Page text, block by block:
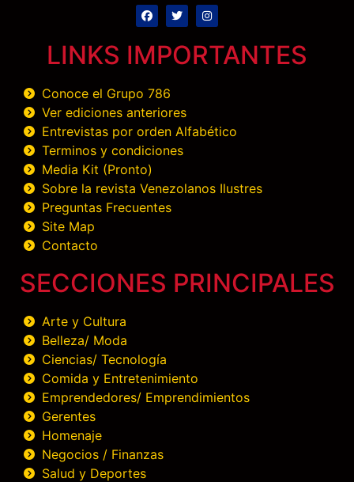
LINKS IMPORTANTES
Conoce el Grupo 786
Ver ediciones anteriores
Entrevistas por orden Alfabético
Terminos y condiciones
Media Kit (Pronto)
Sobre la revista Venezolanos Ilustres
Preguntas Frecuentes
Site Map
Contacto
SECCIONES PRINCIPALES
Arte y Cultura
Belleza/ Moda
Ciencias/ Tecnología
Comida y Entretenimiento
Emprendedores/ Emprendimientos
Gerentes
Homenaje
Negocios / Finanzas
Salud y Deportes